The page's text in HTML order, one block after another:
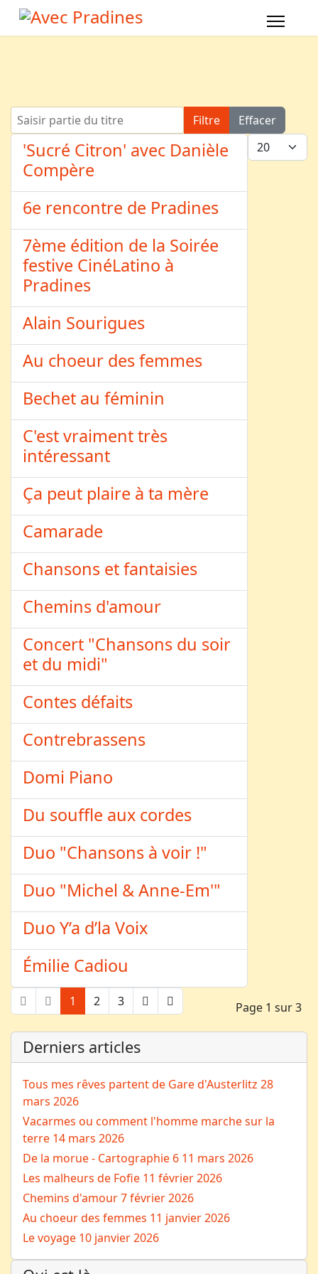
Saisir partie du titre Filtre
Effacer
Afficher #
'Sucré Citron' avec Danièle
Compère
6e rencontre de Pradines
7ème édition de la Soirée
festive CinéLatino à
Pradines
Alain Sourigues
Au choeur des femmes
Bechet au féminin
C'est vraiment très
intéressant
Ça peut plaire à ta mère
Camarade
Chansons et fantaisies
Chemins d'amour
Concert "Chansons du soir
et du midi"
Contes défaits
Contrebrassens
Domi Piano
Du souffle aux cordes
Duo "Chansons à voir !"
Duo "Michel & Anne-Em'"
Duo Y’a d’la Voix
Émilie Cadiou
Page 1 sur 3
1 2 3
Derniers articles
Tous mes rêves partent de Gare d'Austerlitz 28
mars 2026
Vacarmes ou comment l'homme marche sur la
terre 14 mars 2026
De la morue - Cartographie 6 11 mars 2026
Les malheurs de Fofie 11 février 2026
Chemins d'amour7 février 2026
Au choeur des femmes 11 janvier 2026
Le voyage 10 janvier 2026